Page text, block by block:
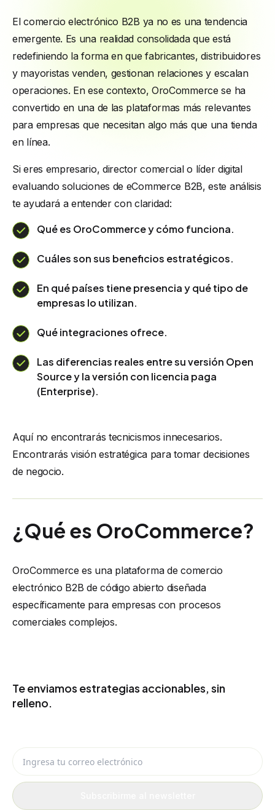
El comercio electrónico B2B ya no es una tendencia
emergente. Es una realidad consolidada que está
redefiniendo la forma en que fabricantes, distribuidores
y mayoristas venden, gestionan relaciones y escalan
operaciones. En ese contexto, OroCommerce se ha
convertido en una de las plataformas más relevantes
para empresas que necesitan algo más que una tienda
en línea.
Si eres empresario, director comercial o líder digital
evaluando soluciones de eCommerce B2B, este análisis
te ayudará a entender con claridad:
Qué es OroCommerce y cómo funciona.
Cuáles son sus beneficios estratégicos.
En qué países tiene presencia y qué tipo de
empresas lo utilizan.
Qué integraciones ofrece.
Las diferencias reales entre su versión Open
Source y la versión con licencia paga
(Enterprise).
Aquí no encontrarás tecnicismos innecesarios.
Encontrarás visión estratégica para tomar decisiones
de negocio.
¿Qué es OroCommerce?
OroCommerce es una plataforma de comercio
electrónico B2B de código abierto diseñada
específicamente para empresas con procesos
comerciales complejos.
Te enviamos estrategias accionables, sin
relleno.
Ingresa tu correo electrónico